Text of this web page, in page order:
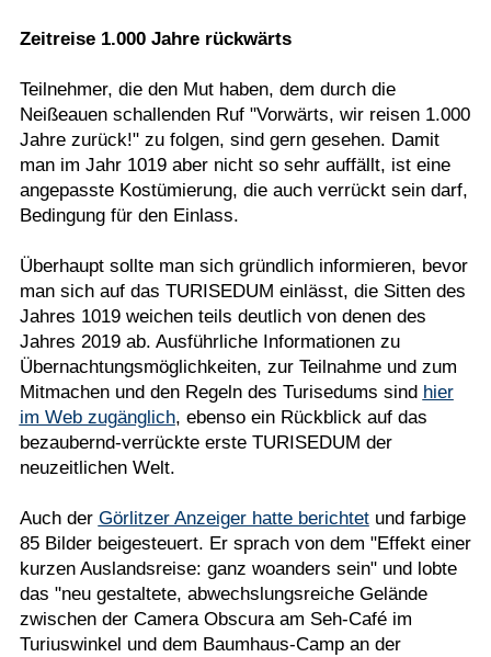
Zeitreise 1.000 Jahre rückwärts
Teilnehmer, die den Mut haben, dem durch die
Neißeauen schallenden Ruf "Vorwärts, wir reisen 1.000
Jahre zurück!" zu folgen, sind gern gesehen. Damit
man im Jahr 1019 aber nicht so sehr auffällt, ist eine
angepasste Kostümierung, die auch verrückt sein darf,
Bedingung für den Einlass.
Überhaupt sollte man sich gründlich informieren, bevor
man sich auf das TURISEDUM einlässt, die Sitten des
Jahres 1019 weichen teils deutlich von denen des
Jahres 2019 ab. Ausführliche Informationen zu
Übernachtungsmöglichkeiten, zur Teilnahme und zum
Mitmachen und den Regeln des Turisedums sind hier
im Web zugänglich, ebenso ein Rückblick auf das
bezaubernd-verrückte erste TURISEDUM der
neuzeitlichen Welt.
Auch der Görlitzer Anzeiger hatte berichtetund farbige
85 Bilder beigesteuert. Er sprach von dem "Effekt einer
kurzen Auslandsreise: ganz woanders sein" und lobte
das "neu gestaltete, abwechslungsreiche Gelände
zwischen der Camera Obscura am Seh-Café im
Turiuswinkel und dem Baumhaus-Camp an der